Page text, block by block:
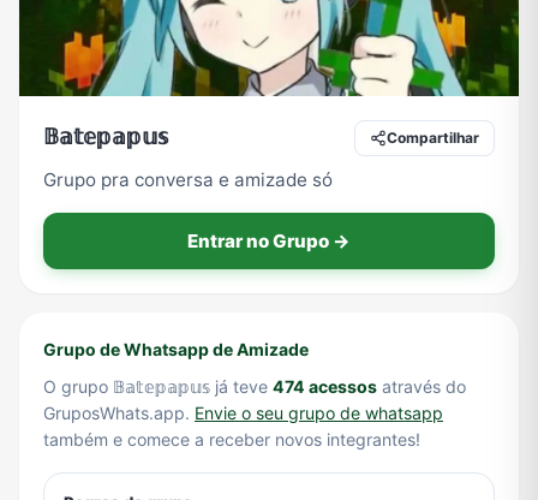
Receitas Redes Sociais Religião Shitpost
Tecnologia
𝔹𝕒𝕥𝕖𝕡𝕒𝕡𝕦𝕤 Compartilhar
Grupo pra conversa e amizade só
Entrar no Grupo →
Grupo de Whatsapp de Amizade
O grupo 𝔹𝕒𝕥𝕖𝕡𝕒𝕡𝕦𝕤 já teve 474 acessos através do
GruposWhats.app. Envie o seu grupo de whatsapp
também e comece a receber novos integrantes!